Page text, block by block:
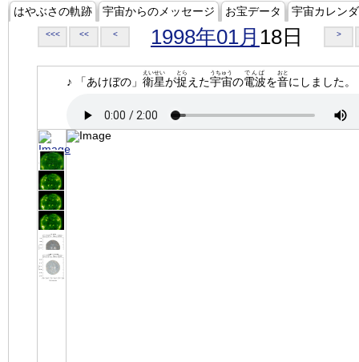
はやぶさの軌跡 宇宙からのメッセージ お宝データ 宇宙カレン
<<< << < 1998年01月 18日 >
♪ 「あけぼの」 衛星
えいせい
が捉
とら
えた宇宙
うちゅう
の電波
でんぱ
を音
おと
にしました。